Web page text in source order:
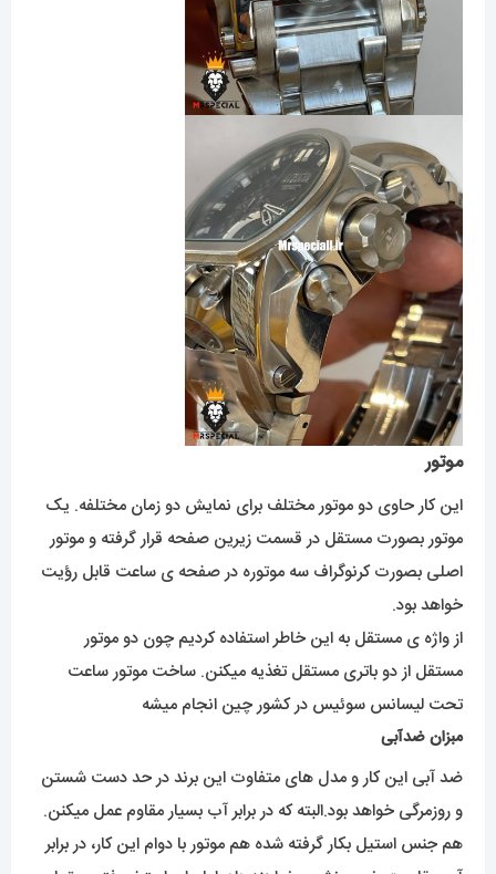
موتور
این کار حاوی دو موتور مختلف برای نمایش دو زمان مختلفه. یک
موتور بصورت مستقل در قسمت زیرین صفحه قرار گرفته و موتور
اصلی بصورت کرنوگراف سه موتوره در صفحه ی ساعت قابل رؤیت
خواهد بود.
از واژه ی مستقل به این خاطر استفاده کردیم چون دو موتور
مستقل از دو باتری مستقل تغذیه میکنن. ساخت موتور ساعت
تحت لیسانس سوئیس در کشور چین انجام میشه
مبزان ضدآبی
ضد آبی این کار و مدل های متفاوت این برند در حد دست شستن
و روزمرگی خواهد بود.البته که در برابر آب بسیار مقاوم عمل میکنن.
هم جنس استیل بکار گرفته شده هم موتور با دوام این کار، در برابر